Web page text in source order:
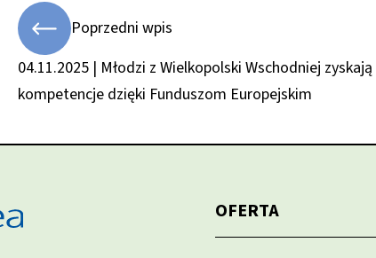
Poprzedni wpis
04.11.2025 | Młodzi z Wielkopolski Wschodniej
kompetencje dzięki Funduszom Europejskim
OFERTA